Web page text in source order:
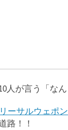
人が言う「なん
ーサルウェポ
路！！